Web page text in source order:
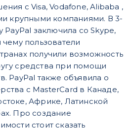
с Visa, Vodafone, Alibaba ,
крупными компаниями. В 3-
PayPal заключила со Skype,
чему пользователи
получили возможность
средства при помощи
PayPal также объявила о
с MasterCard в Канаде,
Африке, Латинской
Про создание
стоит сказать